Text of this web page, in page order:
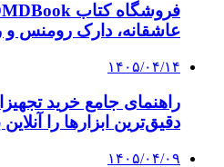
عاشقانه، دارک رومنس
۱۴۰۵/۰۴/۱۴
راهنمای جامع خرید
دقیق‌ترین ابزارها را
۱۴۰۵/۰۴/۰۹